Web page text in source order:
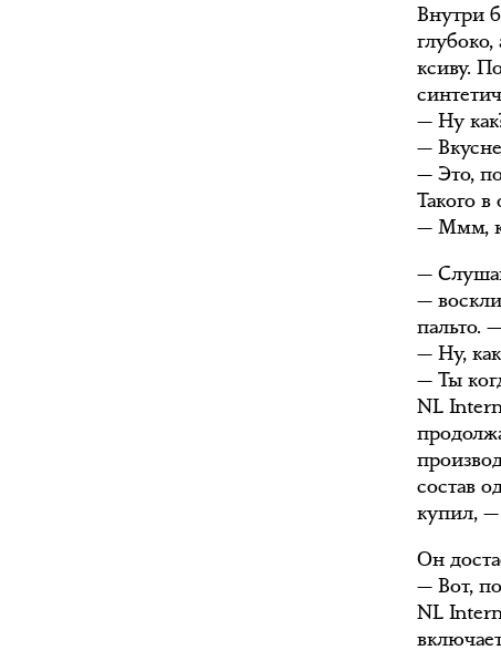
Внутри
ксиву.
— Ну
—
— Это,
Такого
— Ммм,
—
—
пальто.
— Ну, как
— Ты
NL
состав
купил, —
Он
— Вот,
NL